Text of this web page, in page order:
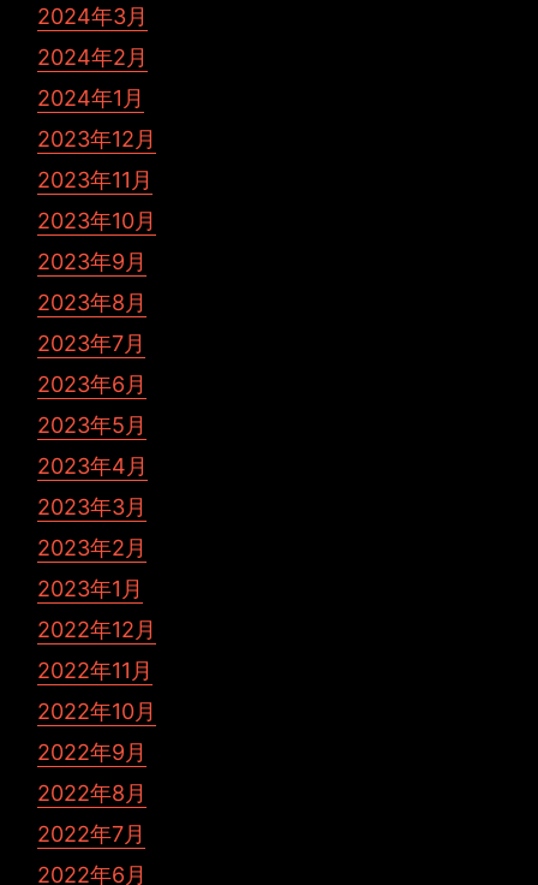
2024年3月
2024年2月
2024年1月
2023年12月
2023年11月
2023年10月
2023年9月
2023年8月
2023年7月
2023年6月
2023年5月
2023年4月
2023年3月
2023年2月
2023年1月
2022年12月
2022年11月
2022年10月
2022年9月
2022年8月
2022年7月
2022年6月